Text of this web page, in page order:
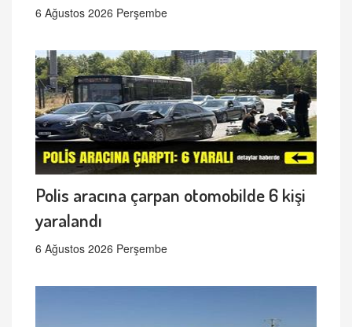
6 Ağustos 2026 Perşembe
Polis aracına çarpan otomobilde 6 kişi
yaralandı
6 Ağustos 2026 Perşembe